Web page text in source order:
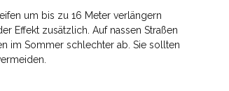
um bis zu 16 Meter verlängern
Effekt zusätzlich. Auf nassen Straßen
im Sommer schlechter ab. Sie sollten